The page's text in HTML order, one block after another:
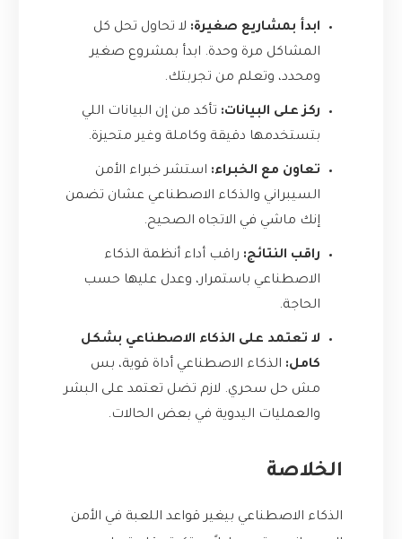
ابدأ بمشاريع صغيرة: لا تحاول تحل كل
المشاكل مرة وحدة. ابدأ بمشروع صغير
ومحدد، وتعلم من تجربتك.
ركز على البيانات: تأكد من إن البيانات اللي
بتستخدمها دقيقة وكاملة وغير متحيزة.
تعاون مع الخبراء: استشر خبراء الأمن
السيبراني والذكاء الاصطناعي عشان تضمن
إنك ماشي في الاتجاه الصحيح.
راقب النتائج: راقب أداء أنظمة الذكاء
الاصطناعي باستمرار، وعدل عليها حسب
الحاجة.
لا تعتمد على الذكاء الاصطناعي بشكل
كامل: الذكاء الاصطناعي أداة قوية، بس
مش حل سحري. لازم تضل تعتمد على البشر
والعمليات اليدوية في بعض الحالات.
الخلاصة
الذكاء الاصطناعي بيغير قواعد اللعبة في الأمن